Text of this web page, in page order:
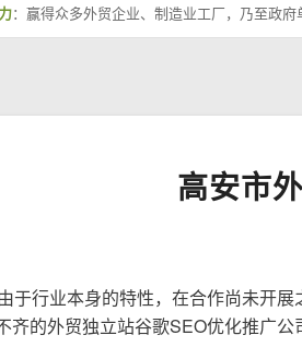
：赢得众多外贸企业、制造业工厂，乃至政府
高安市
于行业本身的特性，在合作尚未开
齐的外贸独立站谷歌SEO优化推广